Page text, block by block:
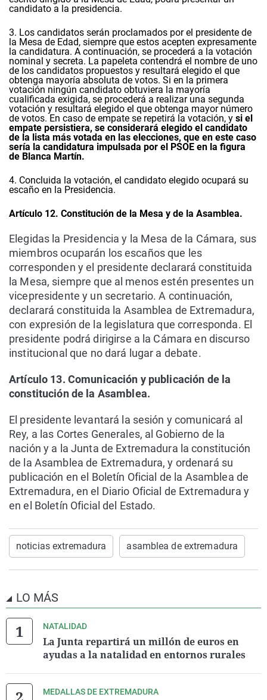
candidato a la presidencia.
3. Los candidatos serán proclamados por el presidente de
la Mesa de Edad, siempre que estos acepten expresamente
la candidatura. A continuación, se procederá a la votación
nominal y secreta. La papeleta contendrá el nombre de uno
de los candidatos propuestos y resultará elegido el que
obtenga mayoría absoluta de votos. Si en la primera
votación ningún candidato obtuviera la mayoría
cualificada exigida, se procederá a realizar una segunda
votación y resultará elegido el que obtenga mayor número
de votos. En caso de empate se repetirá la votación, y si el
empate persistiera, se considerará elegido el candidato
de la lista más votada en las elecciones, que en este caso
sería la candidatura impulsada por el PSOE en la figura
de Blanca Martín.
4. Concluida la votación, el candidato elegido ocupará su
escaño en la Presidencia.
Artículo 12. Constitución de la Mesa y de la Asamblea.
Elegidas la Presidencia y la Mesa de la Cámara, sus
miembros ocuparán los escaños que les
corresponden y el presidente declarará constituida
la Mesa, siempre que al menos estén presentes un
vicepresidente y un secretario. A continuación,
declarará constituida la Asamblea de Extremadura,
con expresión de la legislatura que corresponda. El
presidente podrá dirigirse a la Cámara en discurso
institucional que no dará lugar a debate.
Artículo 13. Comunicación y publicación de la
constitución de la Asamblea.
El presidente levantará la sesión y comunicará al
Rey, a las Cortes Generales, al Gobierno de la
nación y a la Junta de Extremadura la constitución
de la Asamblea de Extremadura, y ordenará su
publicación en el Boletín Oficial de la Asamblea de
Extremadura, en el Diario Oficial de Extremadura y
en el Boletín Oficial del Estado.
noticias extremadura asamblea de extremadura
LO MÁS
NATALIDAD
La Junta repartirá un millón de euros en
ayudas a la natalidad en entornos rurales
MEDALLAS DE EXTREMADURA